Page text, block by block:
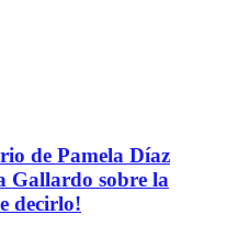
de Pamela Díaz
Gallardo sobre la
decirlo!